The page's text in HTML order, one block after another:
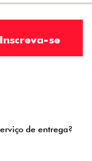
de entrega?